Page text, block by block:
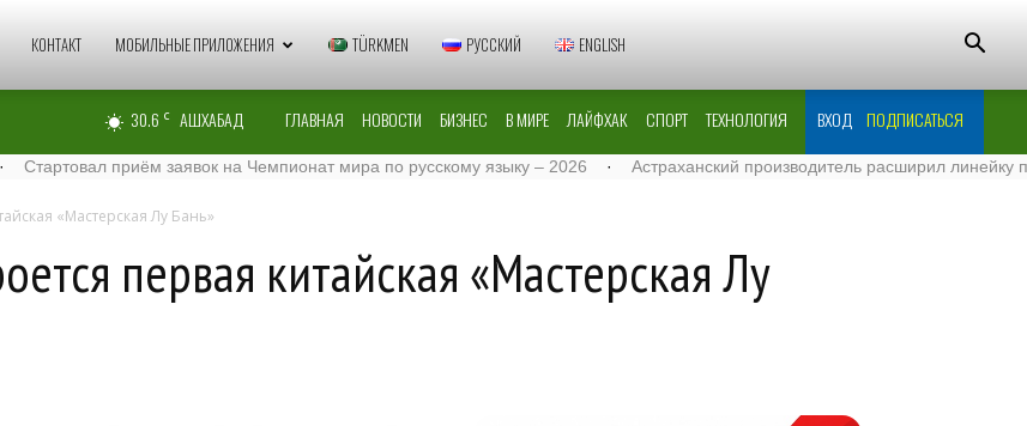
КОНТАКТ МОБИЛЬНЫЕ ПРИЛОЖЕНИЯ TÜRKMEN РУССКИЙ ENGLISH
30.6 C АШХАБАД ГЛАВНАЯ НОВОСТИ БИЗНЕС В МИРЕ ЛАЙФХАК СПОРТ ТЕХНОЛОГИЯ ВХОД ПОДПИСАТЬСЯ
приём заявок на Чемпионат мира по русскому языку – 2026 · Астраханский производитель расширил линейку поставок
«Мастерская Лу Бань»
первая китайская «Мастерская Лу